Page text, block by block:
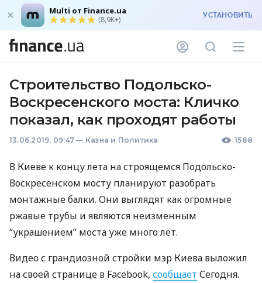
Multi от Finance.ua
(8,9K+) УСТАНОВИТЬ
Строительство Подольско-
Воскресенского моста: Кличко
показал, как проходят работы
13.06.2019, 09:47 — Казна и Политика 1588
В Киеве к концу лета на строящемся Подольско-
Воскресенском мосту планируют разобрать
монтажные балки. Они выглядят как огромные
ржавые трубы и являются неизменным
“украшением” моста уже много лет.
Видео с грандиозной стройки мэр Киева выложил
на своей странице в Facebook, сообщает Сегодня.